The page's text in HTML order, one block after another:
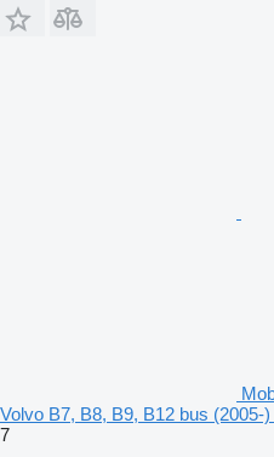
Volvo B7, B8, B9, B12 bus (2005-
7